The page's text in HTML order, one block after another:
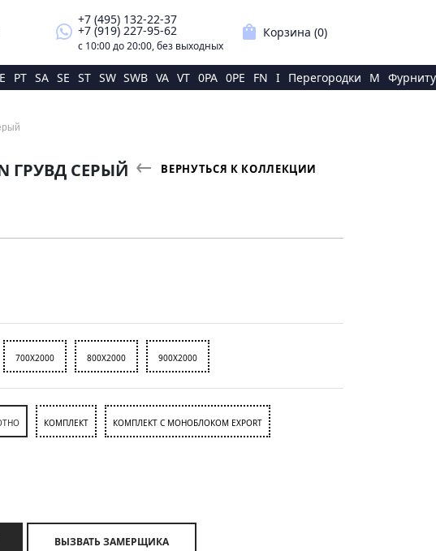
whatsapp
+7 (495) 132-22-37
+7 (919) 227-95-62
с 10:00 до 20:00, без выходных
shopping_bag Корзина (0)
PT SA SE ST SW SWB VA VT 0PA 0PE FN I Перегородки M
ГРУВД СЕРЫЙ ВЕРНУТЬСЯ К КОЛЛЕКЦИИ
700X2000 800X2000 900X2000
КОМПЛЕКТ КОМПЛЕКТ С МОНОБЛОКОМ EXPORT
ВЫЗВАТЬ ЗАМЕРЩИКА